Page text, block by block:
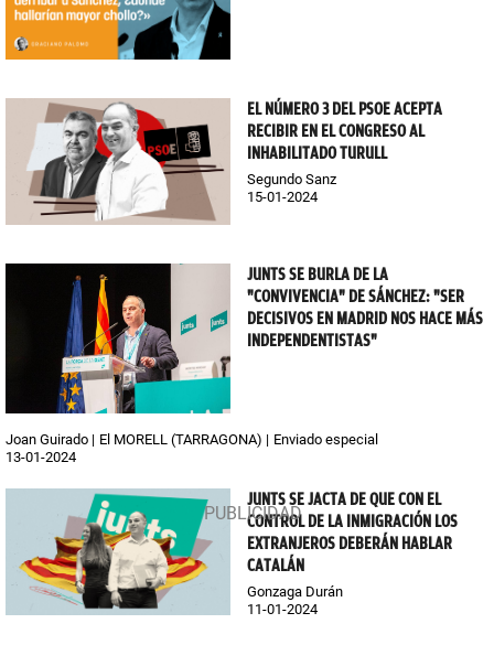
EL NÚMERO 3 DEL PSOE ACEPTA
RECIBIR EN EL CONGRESO AL
INHABILITADO TURULL
Segundo Sanz
15-01-2024
JUNTS SE BURLA DE LA
"CONVIVENCIA" DE SÁNCHEZ: "SER
DECISIVOS EN MADRID NOS HACE MÁS
INDEPENDENTISTAS"
Joan Guirado El MORELL (TARRAGONA)
Enviado especial
13-01-2024
JUNTS SE JACTA DE QUE CON EL
CONTROL DE LA INMIGRACIÓN LOS
EXTRANJEROS DEBERÁN HABLAR
CATALÁN
Gonzaga Durán
11-01-2024